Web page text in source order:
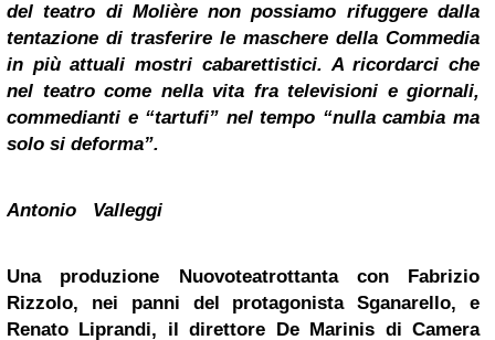
del teatro di Molière non possiamo rifuggere dalla
tentazione di trasferire le maschere della Commedia
in più attuali mostri cabarettistici. A ricordarci che
nel teatro come nella vita fra televisioni e giornali,
commedianti e “tartufi” nel tempo “nulla cambia ma
solo si deforma”.
Antonio Valleggi
Una produzione Nuovoteatrottanta con Fabrizio
Rizzolo, nei panni del protagonista Sganarello, e
Renato Liprandi, il direttore De Marinis di Camera